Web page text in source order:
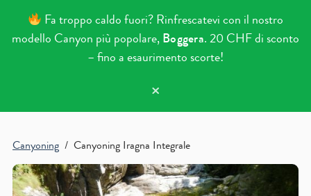
Fa troppo caldo fuori? Rinfrescatevi con il nostro
modello Canyon più popolare,Boggera. 20 CHF di sconto
– fino a esaurimento scorte!
×
Canyoning / Canyoning Iragna Integrale